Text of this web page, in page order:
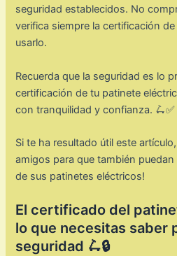
seguridad establecidos. No
verifica siempre la certificación
usarlo.
Recuerda que la seguridad es lo
certificación de tu patinete
con tranquilidad y confianza. 🛴✅
Si te ha resultado útil este
amigos para que también
de sus patinetes eléctricos!
El certificado del
lo que necesitas saber
seguridad 🛴🔒